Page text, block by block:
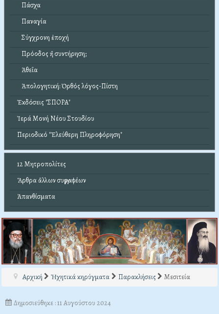
Πάσχα
Παναγία
Σύγχρονη ἐποχή
Πρόοδος ἤ συντήρηση;
Ἀθεΐα
Ἀπολογητική: Ὀρθός λόγος-Πίστη
Ἐκδόσεις "ΣΠΟΡΑ"
Ἱερά Μονή Νέου Στουδίου
Περιοδικό "Ἐλεύθερη Πληροφόρηση"
12 Μητροπολίτες
Ἄρθρα ἄλλων συγγραφέων
Ἀπανθίσματα
Αρχική Ἠχητικά κηρύγματα Παρακλήσεις Μεσιτεία
Δημοσιεύθηκε : 11 Αυγούστου 2024